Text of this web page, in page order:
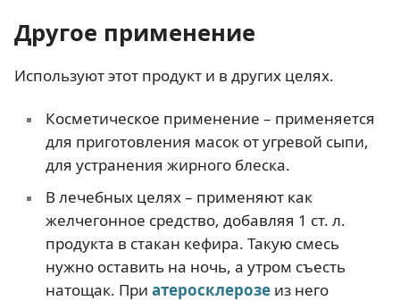
Другое применение
Используют этот продукт и в других целях.
Косметическое применение – применяется
для приготовления масок от угревой сыпи,
для устранения жирного блеска.
В лечебных целях – применяют как
желчегонное средство, добавляя 1 ст. л.
продукта в стакан кефира. Такую смесь
нужно оставить на ночь, а утром съесть
натощак. При атеросклерозеиз него